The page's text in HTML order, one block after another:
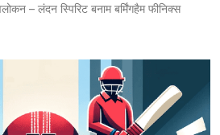
– लंदन स्पिरिट बनाम बर्मिंगहैम फीनिक्स